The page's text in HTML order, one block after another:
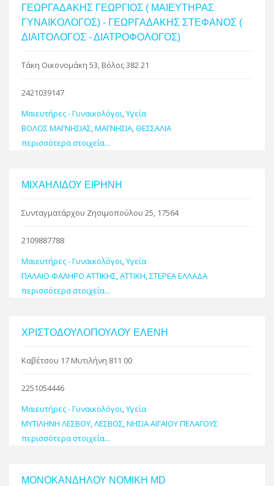
ΓΕΩΡΓΑΔΑΚΗΣ ΓΕΩΡΓΙΟΣ ( ΜΑΙΕΥΤΗΡΑΣ
ΓΥΝΑΙΚΟΛΟΓΟΣ) - ΓΕΩΡΓΑΔΑΚΗΣ ΣΤΕΦΑΝΟΣ (
ΔΙΑΙΤΟΛΟΓΟΣ - ΔΙΑΤΡΟΦΟΛΟΓΟΣ)
Τάκη Οικονομάκη 53, Βόλος 382 21
2421039147
Μαιευτήρες - Γυναικολόγοι,Υγεία
ΒΟΛΟΣ ΜΑΓΝΗΣΙΑΣ,ΜΑΓΝΗΣΙΑ,ΘΕΣΣΑΛΙΑ
περισσότερα στοιχεία...
ΜΙΧΑΗΛΙΔΟΥ ΕΙΡΗΝΗ
Συνταγματάρχου Ζησιμοπούλου 25, 17564
2109887788
Μαιευτήρες - Γυναικολόγοι,Υγεία
ΠΑΛΑΙΟ ΦΑΛΗΡΟ ΑΤΤΙΚΗΣ,ΑΤΤΙΚΗ,ΣΤΕΡΕΑ ΕΛΛΑΔΑ
περισσότερα στοιχεία...
ΧΡΙΣΤΟΔΟΥΛΟΠΟΥΛΟΥ ΕΛΕΝΗ
Καβέτσου 17 Μυτιλήνη 811 00
2251054446
Μαιευτήρες - Γυναικολόγοι,Υγεία
ΜΥΤΙΛΗΝΗ ΛΕΣΒΟΥ,ΛΕΣΒΟΣ,ΝΗΣΙΑ ΑΙΓΑΙΟΥ ΠΕΛΑΓΟΥΣ
περισσότερα στοιχεία...
ΜΟΝΟΚΑΝΔΗΛΟΥ ΝΟΜΙΚΗ MD